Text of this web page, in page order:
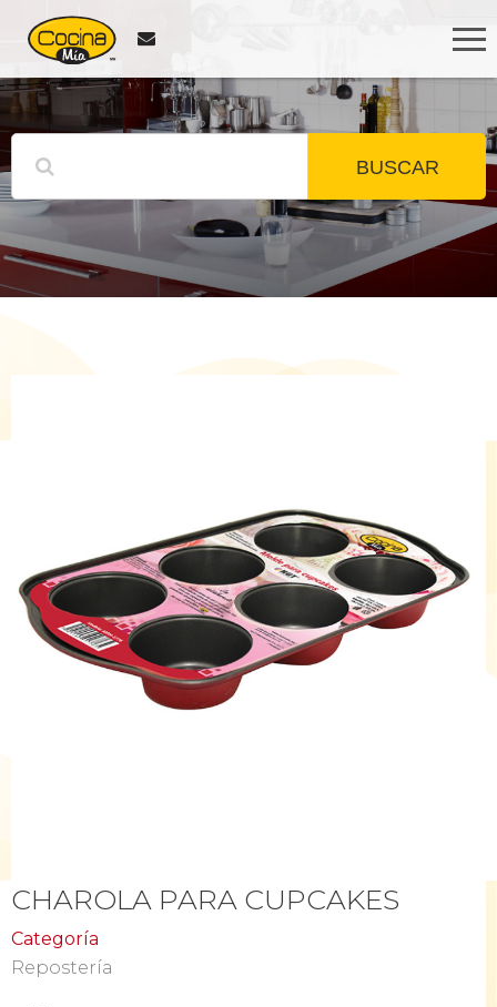
BUSCAR
CHAROLA PARA CUPCAKES
Categoría
Repostería